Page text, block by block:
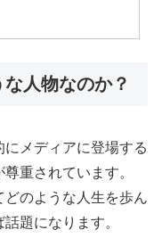
人物なのか？
メディアに登場する
重されています。
どのような人生を歩ん
題になります。